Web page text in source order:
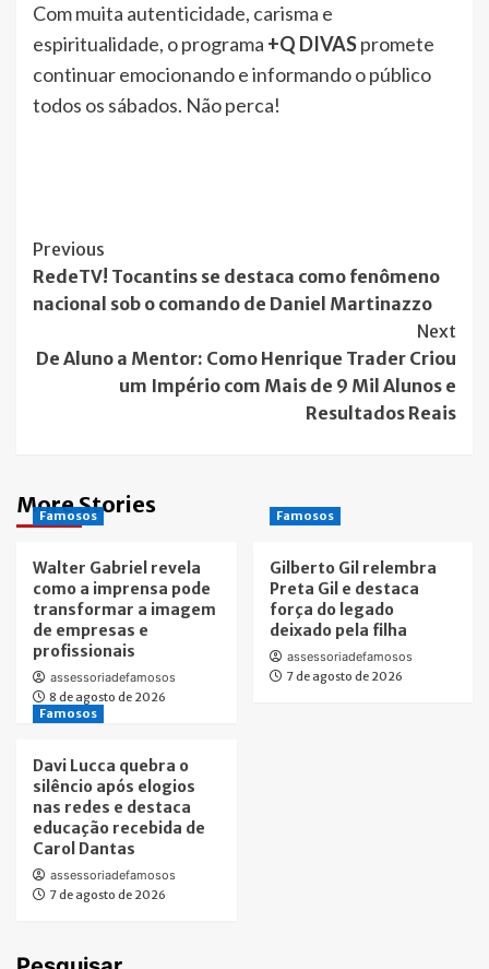
Com muita autenticidade, carisma e
espiritualidade, o programa +Q DIVASpromete
continuar emocionando e informando o público
todos os sábados. Não perca!
Post
Navigation
Previous
RedeTV! Tocantins se destaca como fenômeno
nacional sob o comando de Daniel Martinazzo
Next
De Aluno a Mentor: Como Henrique Trader Criou
um Império com Mais de 9 Mil Alunos e
Resultados Reais
More Stories
Famosos
Walter Gabriel revela
como a imprensa pode
transformar a imagem
de empresas e
profissionais
assessoriadefamosos
8 de agosto de 2026
Famosos
Gilberto Gil relembra
Preta Gil e destaca
força do legado
deixado pela filha
assessoriadefamosos
7 de agosto de 2026
Famosos
Davi Lucca quebra o
silêncio após elogios
nas redes e destaca
educação recebida de
Carol Dantas
assessoriadefamosos
7 de agosto de 2026